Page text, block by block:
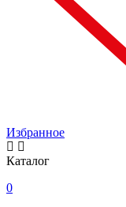
Избранное
Каталог
0